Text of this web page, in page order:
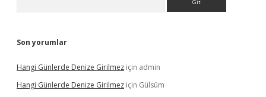
Son yorumlar
Hangi Günlerde Denize Girilmez için admin
Hangi Günlerde Denize Girilmez için Gülsüm